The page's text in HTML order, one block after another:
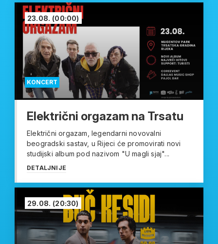
KONCERT
23.08. (00:00)
Električni orgazam na Trsatu
Električni orgazam, legendarni novovalni
beogradski sastav, u Rijeci će promovirati novi
studijski album pod nazivom "U magli sjaj"...
DETALJNIJE
29.08. (20:30)